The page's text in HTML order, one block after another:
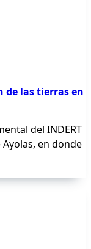
de las tierras en
del INDERT
en donde